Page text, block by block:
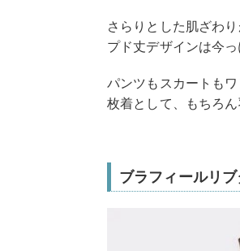
さらりとした肌ざわ
プド丈デザインは今
パンツもスカートも
枚着として、もちろ
ブラフィールリ